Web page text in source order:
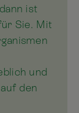
ist
Sie. Mit
und
den